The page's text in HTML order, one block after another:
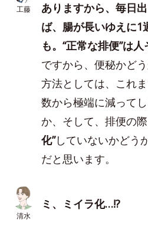
工藤
ありますから、毎日
ば、腸が長いゆえに1
も。“正常な排便”は
ですから、便秘かど
方法としては、これ
数から極端に減って
か、そして、排便の
化”していないかどう
だと思います。
清水
ミ、ミイラ化…!?